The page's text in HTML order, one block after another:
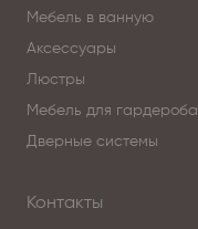
Мебель в ванную
Аксессуары
Люстры
Мебель для гардероба
Дверные системы
Контакты